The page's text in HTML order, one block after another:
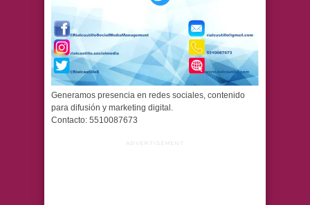
Generamos presencia en redes sociales, contenido
para difusión y marketing digital.
Contacto: 5510087673
ADVERTISEMENT